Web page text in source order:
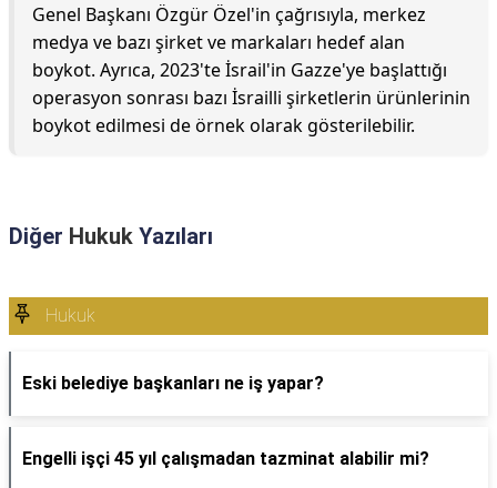
Genel Başkanı Özgür Özel'in çağrısıyla, merkez
medya ve bazı şirket ve markaları hedef alan
boykot. Ayrıca, 2023'te İsrail'in Gazze'ye başlattığı
operasyon sonrası bazı İsrailli şirketlerin ürünlerinin
boykot edilmesi de örnek olarak gösterilebilir.
Diğer Hukuk Yazıları
Hukuk
Eski belediye başkanları ne iş yapar?
Engelli işçi 45 yıl çalışmadan tazminat alabilir mi?